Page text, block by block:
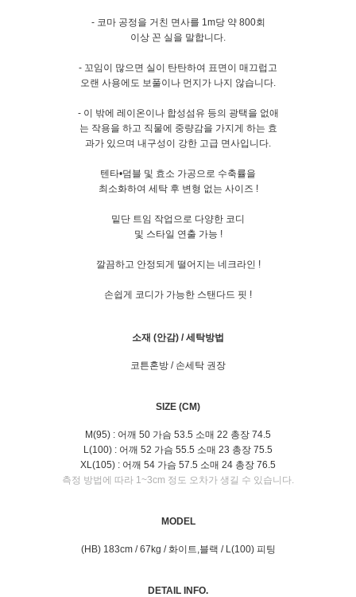
- 코마 공정을 거친 면사를 1m당 약 800회
이상 꼰 실을 말합니다.
- 꼬임이 많으면 실이 탄탄하여 표면이 매끄럽고
오랜 사용에도 보풀이나 먼지가 나지 않습니다.
- 이 밖에 레이온이나 합성섬유 등의 광택을 없애
는 작용을 하고 직물에 중량감을 가지게 하는 효
과가 있으며 내구성이 강한 고급 면사입니다.
텐타•덤블 및 효소 가공으로 수축률을
최소화하여 세탁 후 변형 없는 사이즈 !
밑단 트임 작업으로 다양한 코디
및 스타일 연출 가능 !
깔끔하고 안정되게 떨어지는 네크라인 !
손쉽게 코디가 가능한 스탠다드 핏 !
소재 (안감) / 세탁방법
코튼혼방 / 손세탁 권장
SIZE (CM)
M(95) : 어깨 50 가슴 53.5 소매 22 총장 74.5
L(100) : 어깨 52 가슴 55.5 소매 23 총장 75.5
XL(105) : 어깨 54 가슴 57.5 소매 24 총장 76.5
측정 방법에 따라 1~3cm 정도 오차가 생길 수 있습니다.
MODEL
(HB) 183cm / 67kg / 화이트,블랙 / L(100) 피팅
DETAIL INFO.